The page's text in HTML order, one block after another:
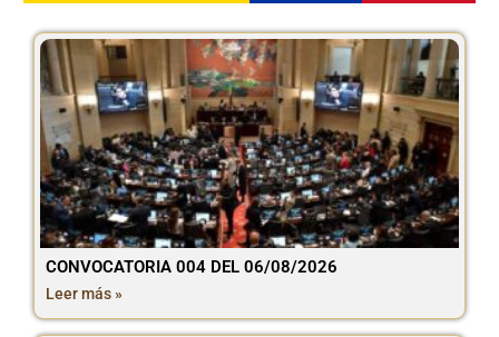
CONVOCATORIA 004 DEL 06/08/2026
Leer más »